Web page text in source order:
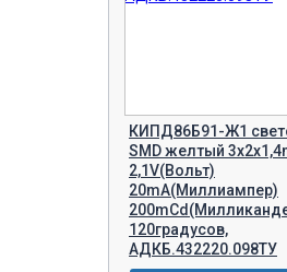
КИПД86Б91-Ж1
SMD желтый
2,1V(Вольт)
20mA(Миллиампер)
120градусов,
АДКБ.432220.098ТУ